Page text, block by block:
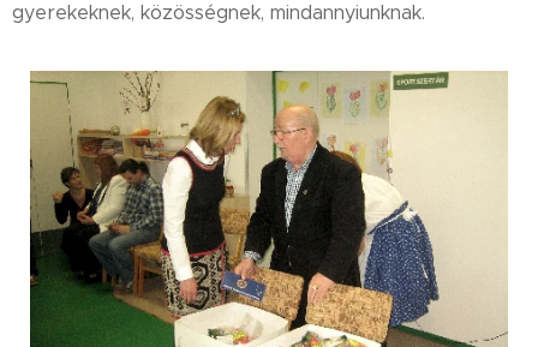
gyerekeknek, közösségnek, mindannyiunknak.